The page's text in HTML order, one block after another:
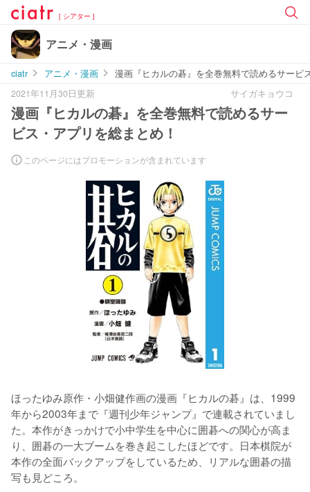
[ シアター ]
アニメ・漫画
ciatr アニメ・漫画
漫画『ヒカルの碁』を全巻無料で読めるサービ
2021年11月30日更新
サイガキョウコ
漫画『ヒカルの碁』を全巻無料で読めるサー
ビス・アプリを総まとめ！
このページにはプロモーションが含まれています
ほったゆみ原作・小畑健作画の漫画『ヒカルの碁』は、1999
年から2003年まで『週刊少年ジャンプ』で連載されていまし
た。本作がきっかけで小中学生を中心に囲碁への関心が高ま
り、囲碁の一大ブームを巻き起こしたほどです。日本棋院が
本作の全面バックアップをしているため、リアルな囲碁の描